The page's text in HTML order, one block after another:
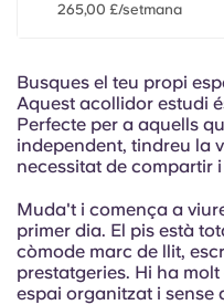
265,00 £/setmana
Busques el teu propi
Aquest acollidor estudi
Perfecte per a aquells
independent, tindreu la
necessitat de compartir
Muda't i comença a
primer dia. El pis està
còmode marc de llit,
prestatgeries. Hi ha
espai organitzat i sense